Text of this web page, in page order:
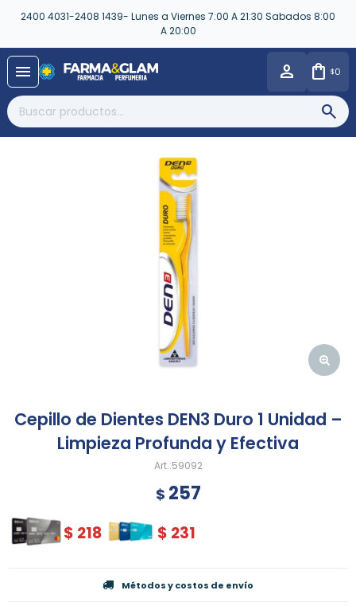
2400 4031-2408 1439- Lunes a Viernes 7:00 A 21:30 Sabados 8:00
A 20:00
menu $0
Cepillo de Dientes DEN3 Duro 1 Unidad –
Limpieza Profunda y Efectiva
59092
$ 257
$ 218 $ 231
Métodos y costos de envío